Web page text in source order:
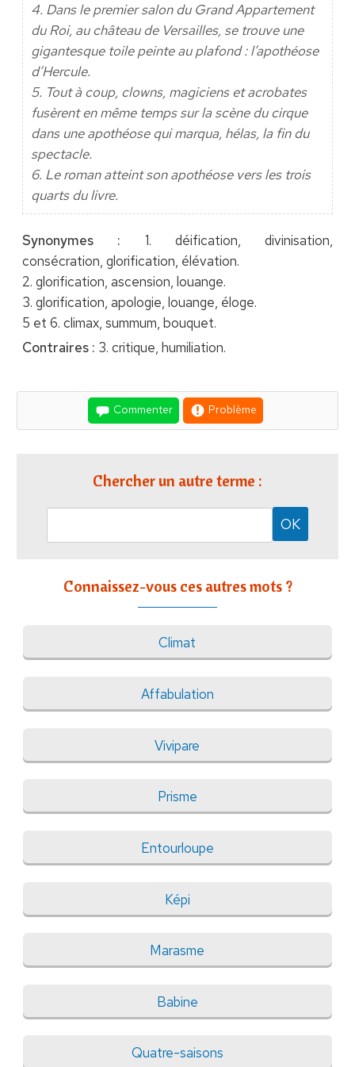
4. Dans le premier salon du Grand Appartement
du Roi, au château de Versailles, se trouve une
gigantesque toile peinte au plafond : l’apothéose
d’Hercule.
5. Tout à coup, clowns, magiciens et acrobates
fusèrent en même temps sur la scène du cirque
dans une apothéose qui marqua, hélas, la fin du
spectacle.
6. Le roman atteint son apothéose vers les trois
quarts du livre.
Synonymes : 1. déification, divinisation,
consécration, glorification, élévation.
2. glorification, ascension, louange.
3. glorification, apologie, louange, éloge.
5 et 6. climax, summum, bouquet.
Contraires : 3. critique, humiliation.
Commenter Problème
Chercher un autre terme :
Connaissez-vous ces autres mots ?
Climat
Affabulation
Vivipare
Prisme
Entourloupe
Képi
Marasme
Babine
Quatre-saisons